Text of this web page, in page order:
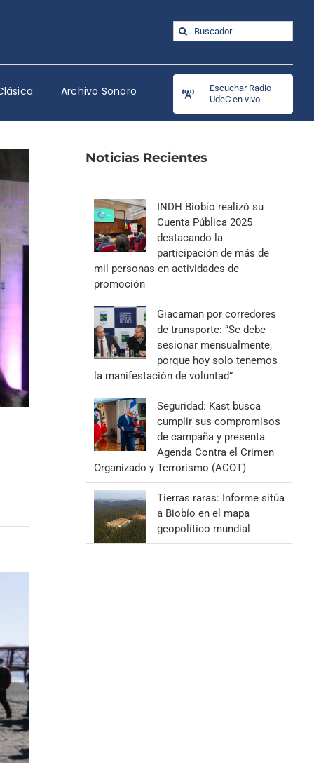
Buscar:
Archivo Sonoro
Escuchar Radio
UdeC en vivo
Noticias Recientes
INDH Biobío realizó su
Cuenta Pública 2025
destacando la
participación de más de
mil personas en actividades de
promoción
Giacaman por corredores
de transporte: “Se debe
sesionar mensualmente,
porque hoy solo tenemos
la manifestación de voluntad”
Seguridad: Kast busca
cumplir sus compromisos
de campaña y presenta
Agenda Contra el Crimen
Organizado y Terrorismo (ACOT)
Tierras raras: Informe sitúa
a Biobío en el mapa
geopolítico mundial